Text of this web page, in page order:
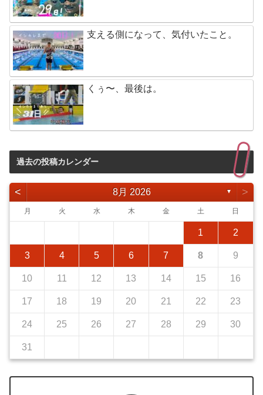
支える側になって、気付いたこと。
くぅ〜、最後は。
過去の投稿カレンダー
< 8月 2026 ▼ >
月 火 水 木 金 土 日
1 2
3 4 5 6 7 8 9
10 11 12 13 14 15 16
17 18 19 20 21 22 23
24 25 26 27 28 29 30
31